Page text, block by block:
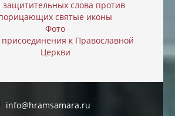
защитительных слова против
святые иконы
Фото
к Православной
Церкви
info@hramsamara.ru